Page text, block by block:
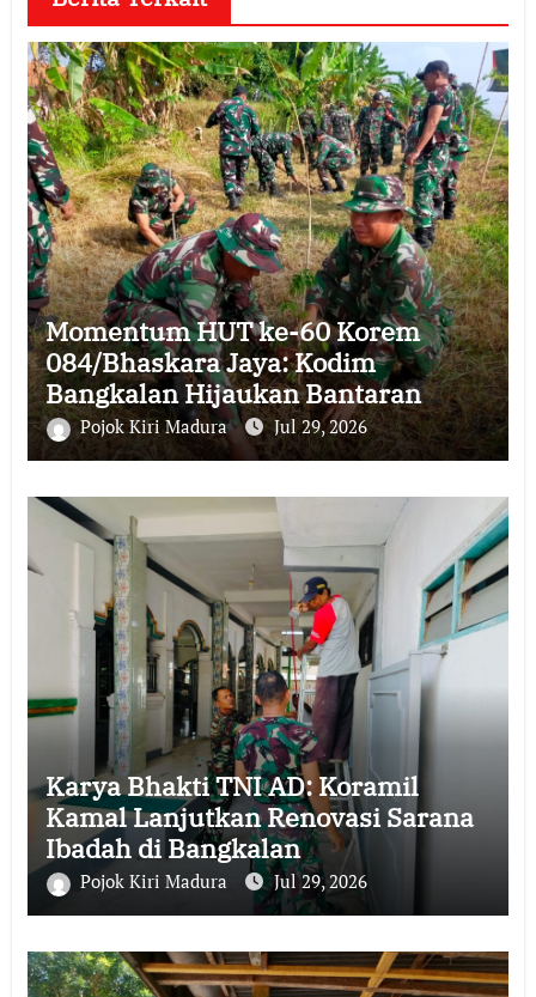
Momentum HUT ke-60 Korem
084/Bhaskara Jaya: Kodim
Bangkalan Hijaukan Bantaran
Sungai Bancaran
Pojok Kiri Madura Jul 29, 2026
Karya Bhakti TNI AD: Koramil
Kamal Lanjutkan Renovasi Sarana
Ibadah di Bangkalan
Pojok Kiri Madura Jul 29, 2026